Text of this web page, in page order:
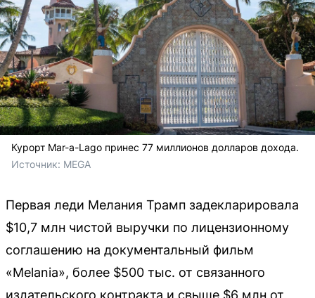
Курорт Mar-a-Lago принес 77 миллионов долларов дохода.
Источник: MEGA
Первая леди Мелания Трамп задекларировала
$10,7 млн чистой выручки по лицензионному
соглашению на документальный фильм
«Melania», более $500 тыс. от связанного
издательского контракта и свыше $6 млн от